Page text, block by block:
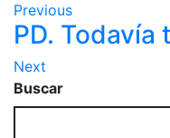
Previous
PD. Todavía
Next
Buscar